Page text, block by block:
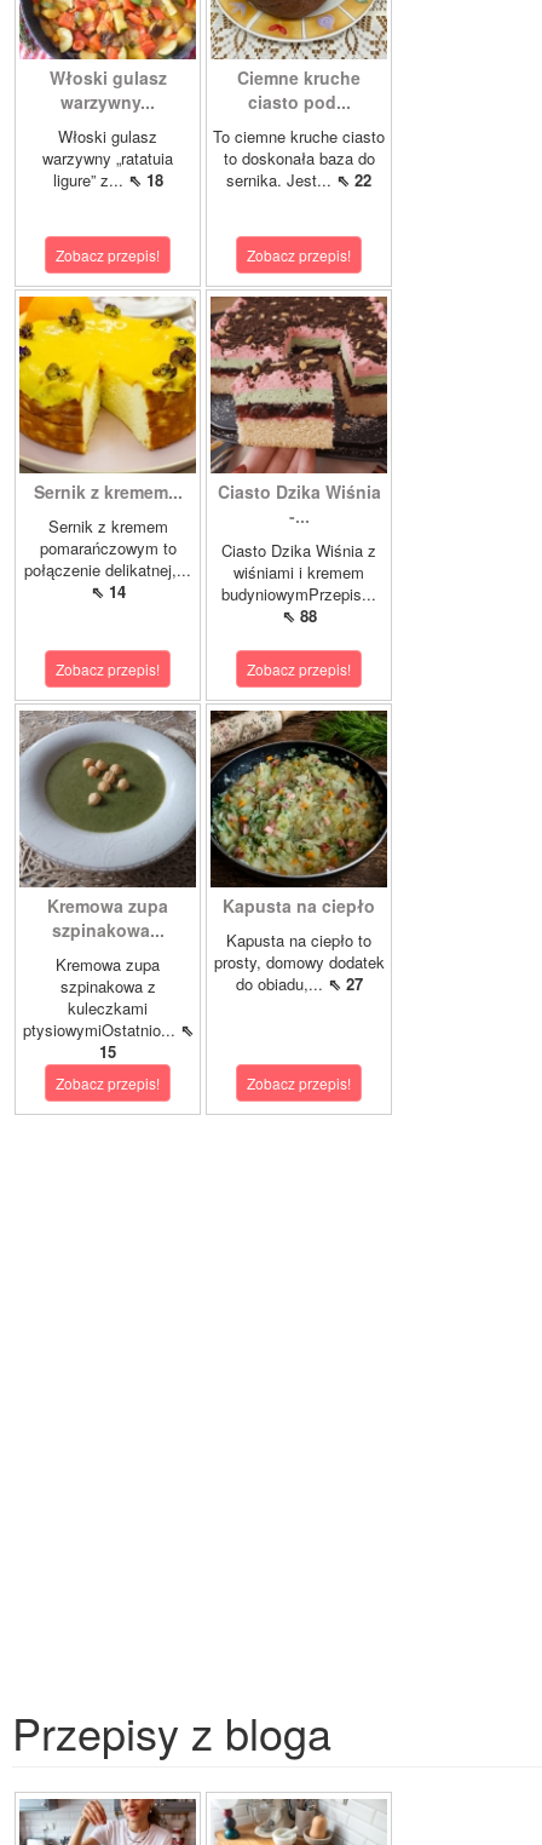
Włoski gulasz
warzywny...
Włoski gulasz
warzywny „ratatuia
ligure” z... ⇖ 18
Zobacz przepis!
Ciemne kruche
ciasto pod...
To ciemne kruche ciasto
to doskonała baza do
sernika. Jest... ⇖ 22
Zobacz przepis!
Sernik z kremem...
Sernik z kremem
pomarańczowym to
połączenie delikatnej,...
⇖ 14
Zobacz przepis!
Ciasto Dzika Wiśnia
-...
Ciasto Dzika Wiśnia z
wiśniami i kremem
budyniowymPrzepis...
⇖ 88
Zobacz przepis!
Kremowa zupa
szpinakowa...
Kremowa zupa
szpinakowa z
kuleczkami
ptysiowymiOstatnio... ⇖
15
Zobacz przepis!
Kapusta na ciepło
Kapusta na ciepło to
prosty, domowy dodatek
do obiadu,... ⇖ 27
Zobacz przepis!
Przepisy z bloga